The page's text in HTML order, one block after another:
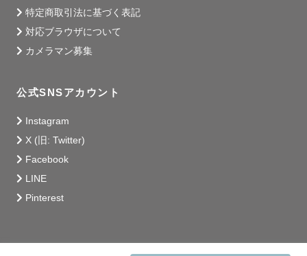
特定商取引法に基づく表記
対応ブラウザについて
カメラマン募集
公式SNSアカウント
Instagram
X (旧: Twitter)
Facebook
LINE
Pinterest